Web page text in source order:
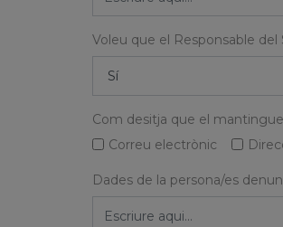
Voleu que el Responsable
Com desitja que el
Correu electrònic
Dades de la persona/es